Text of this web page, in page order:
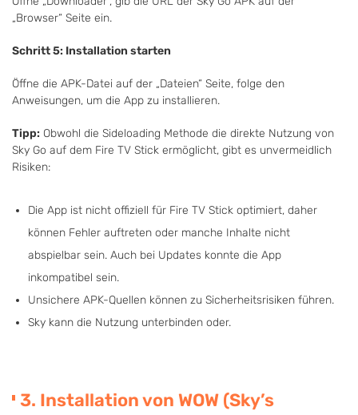
„Browser“ Seite ein.
Schritt 5: Installation starten
Öffne die APK-Datei auf der „Dateien“ Seite, folge den
Anweisungen, um die App zu installieren.
Tipp: Obwohl die Sideloading Methode die direkte Nutzung von
Sky Go auf dem Fire TV Stick ermöglicht, gibt es unvermeidlich
Risiken:
Die App ist nicht offiziell für Fire TV Stick optimiert, daher
können Fehler auftreten oder manche Inhalte nicht
abspielbar sein. Auch bei Updates konnte die App
inkompatibel sein.
Unsichere APK-Quellen können zu Sicherheitsrisiken führen.
Sky kann die Nutzung unterbinden oder.
3. Installation von WOW (Sky’s